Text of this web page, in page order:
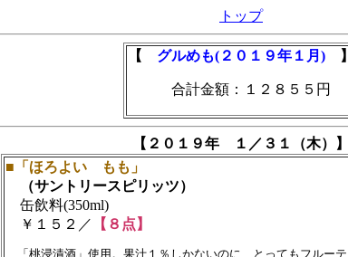
トップ
【 グルめも(２０１９年１月) 】
合計金額：１２８５５円
【２０１９年 １／３１（木）】
■「ほろよい もも」
（サントリースピリッツ）
缶飲料(350ml)
￥１５２／
【８点】